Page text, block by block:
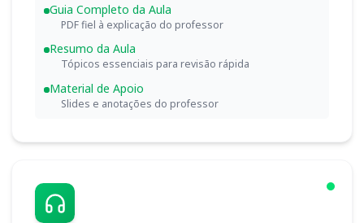
Guia Completo da Aula
PDF fiel à explicação do professor
Resumo da Aula
Tópicos essenciais para revisão rápida
Material de Apoio
Slides e anotações do professor